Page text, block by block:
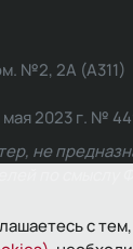
с
№2, 2А (А311)
2023 г. №
не